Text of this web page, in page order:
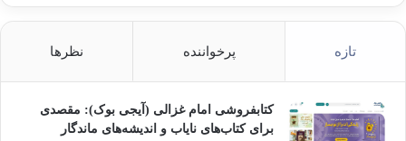
تازه پرخواننده نظرها
کتابفروشی امام غزالی (آیجی بوک): مقصدی
برای کتاب‌های نایاب و اندیشه‌های ماندگار